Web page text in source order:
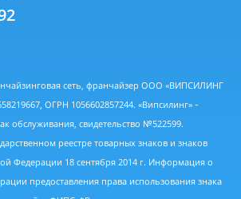
сеть, франчайзер ООО «ВИПСИЛИНГ
ОГРН 1056602857244. «Випсилинг» -
обслуживания, свидетельство №522599.
реестре товарных знаков и знаков
Федерации 18 сентября 2014 г. Информация о
предоставления права использования знака